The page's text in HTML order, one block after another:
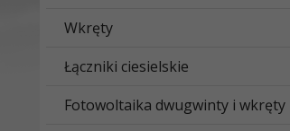
Wkręty
Łączniki ciesielskie
Fotowoltaika dwugwinty i wkręty